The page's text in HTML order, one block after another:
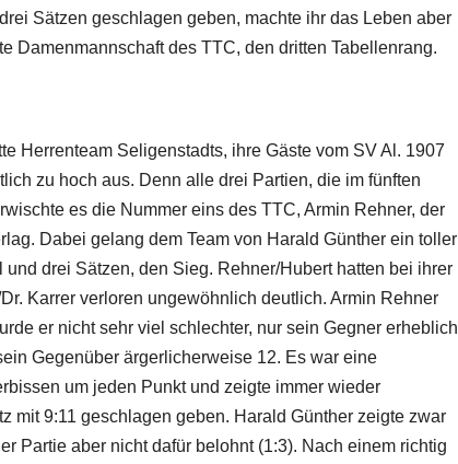
Sätzen geschlagen geben, machte ihr das Leben aber
Damenmannschaft des TTC, den dritten Tabellenrang.
Herrenteam Seligenstadts, ihre Gäste vom SV Al. 1907
zu hoch aus. Denn alle drei Partien, die im fünften
es die Nummer eins des TTC, Armin Rehner, der
Dabei gelang dem Team von Harald Günther ein toller
drei Sätzen, den Sieg. Rehner/Hubert hatten bei ihrer
Karrer verloren ungewöhnlich deutlich. Armin Rehner
er nicht sehr viel schlechter, nur sein Gegner erheblich
Gegenüber ärgerlicherweise 12. Es war eine
um jeden Punkt und zeigte immer wieder
mit 9:11 geschlagen geben. Harald Günther zeigte zwar
Partie aber nicht dafür belohnt (1:3). Nach einem richtig